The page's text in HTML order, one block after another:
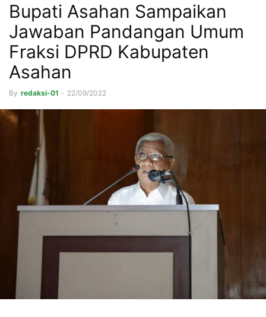
Bupati Asahan Sampaikan
Jawaban Pandangan Umum
Fraksi DPRD Kabupaten
Asahan
By redaksi-01 - 22/09/2022